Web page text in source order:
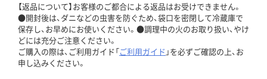
【返品について】お客様のご都合による返品はお受けできません。
●開封後は、ダニなどの虫害を防ぐため、袋口を密閉して冷蔵庫で
保存し、お早めにお使いください。●調理中の火のお取り扱い、やけ
どには充分ご注意ください。
ご購入の際は、ご利用ガイド「ご利用ガイド 」を必ずご確認の上、お
申し込みください。